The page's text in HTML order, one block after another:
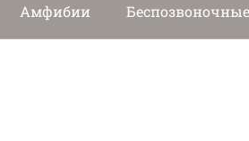
Амфибии Беспозвоночные